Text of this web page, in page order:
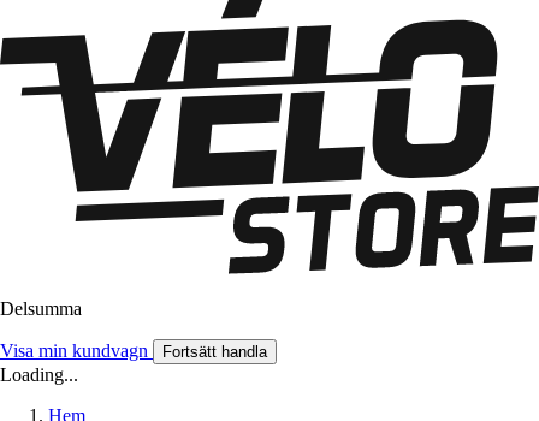
Delsumma
Visa min kundvagn Fortsätt handla
Loading...
Hem